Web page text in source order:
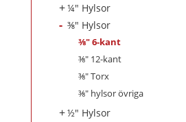
¼" Hylsor
⅜" Hylsor
⅜" 6-kant
⅜" 12-kant
⅜" Torx
⅜" hylsor övriga
½" Hylsor